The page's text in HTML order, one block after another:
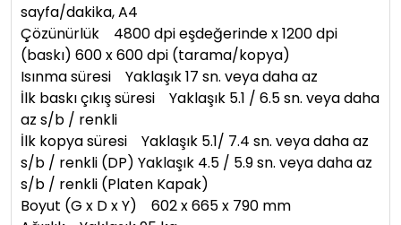
sayfa/dakika, A4
Çözünürlük 4800 dpi eşdeğerinde x 1200 dpi
(baskı) 600 x 600 dpi (tarama/kopya)
Isınma süresi Yaklaşık 17 sn. veya daha az
İlk baskı çıkış süresi Yaklaşık 5.1 / 6.5 sn. veya daha
az s/b / renkli
İlk kopya süresi Yaklaşık 5.1/ 7.4 sn. veya daha az
s/b / renkli (DP) Yaklaşık 4.5 / 5.9 sn. veya daha az
s/b / renkli (Platen Kapak)
Boyut (G x D x Y) 602 x 665 x 790 mm